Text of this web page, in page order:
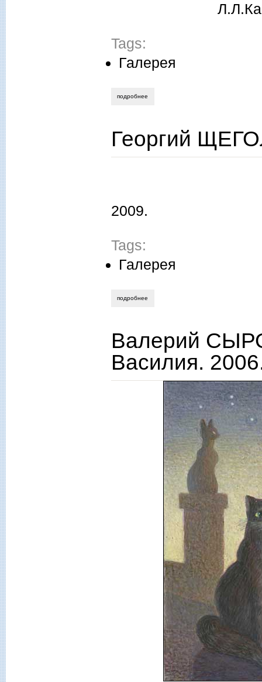
Tags:
Галерея
подробнее
Георгий
2009.
Tags:
Галерея
подробнее
Валерий
Василия.